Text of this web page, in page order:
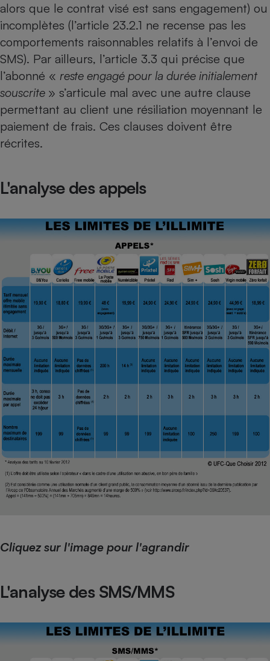
alors que le contrat visé est sans engagement) ou
incomplètes (l’article 23.2.1 ne recense pas les
comportements raisonnables relatifs à l’envoi de
SMS). Par ailleurs, l’article 3.3 qui précise que
l’abonné « reste engagé pour la durée initialement
souscrite » s’articule mal avec une autre clause
permettant au client une résiliation moyennant le
paiement de frais. Ces clauses doivent être
récrites.
L'analyse des appels
Cliquez sur l'image pour l'agrandir
L'analyse des SMS/MMS